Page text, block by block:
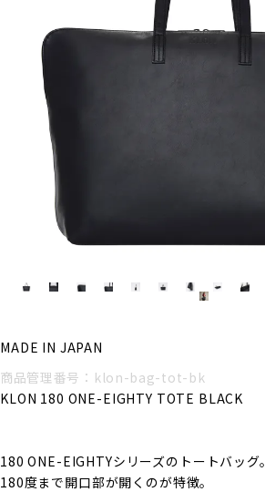
MADE IN JAPAN
商品管理番号：klon-bag-tot-bk
KLON 180 ONE-EIGHTY TOTE BLACK
180 ONE-EIGHTYシリーズのトートバッグ。
180度まで開口部が開くのが特徴。